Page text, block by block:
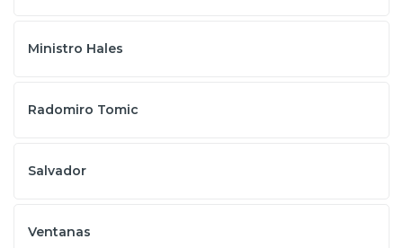
Ministro Hales
Radomiro Tomic
Salvador
Ventanas